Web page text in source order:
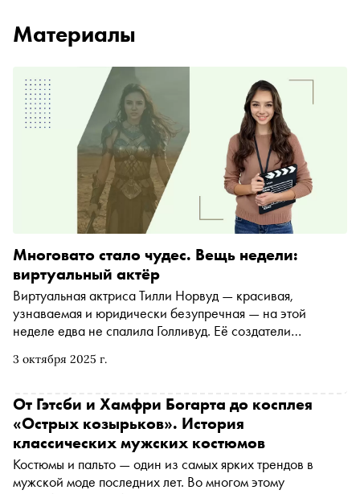
Материалы
3 октября 2025 г.
Многовато стало чудес. Вещь недели:
виртуальный актёр
Виртуальная актриса Тилли Норвуд — красивая,
узнаваемая и юридически безупречная — на этой
неделе едва не спалила Голливуд. Её создатели
ответ звёзды и профсоюзы заговорили о рисках замены
в этот раз получилось очень шумно. Объясняем —
почему
От Гэтсби и Хамфри Богарта до косплея
«Острых козырьков». История
классических мужских костюмов
Костюмы и пальто — один из самых ярких трендов в
мужской моде последних лет. Во многом этому